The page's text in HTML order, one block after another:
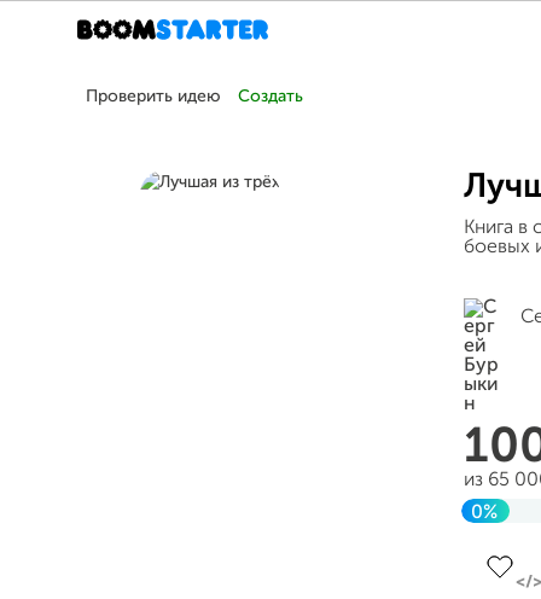
Проверить идею Создать
Книга
боевых
из 65
0%